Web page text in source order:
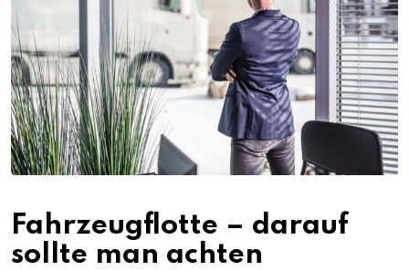
Fahrzeugflotte – darauf
sollte man achten